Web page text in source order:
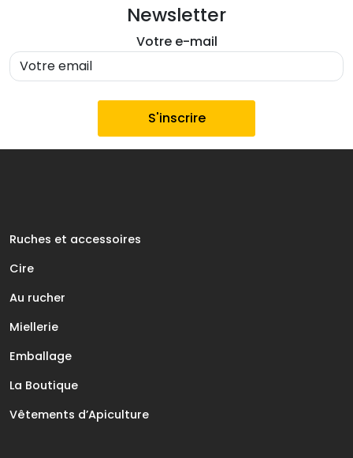
Newsletter
Votre e-mail
Ruches et accessoires
Cire
Au rucher
Miellerie
Emballage
La Boutique
Vêtements d’Apiculture